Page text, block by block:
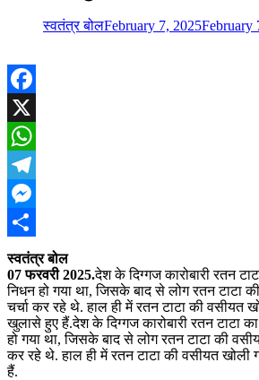
स्वतंत्र बोलFebruary 7, 2025February
Facebook
X
WhatsApp
Telegram
Messenger
Share
स्वतंत्र बोल
07 फरवरी 2025.देश के दिग्गज कारोबारी रतन
निधन हो गया था, जिसके बाद से लोग रतन टाटा
चर्चा कर रहे थे. हाल ही में रतन टाटा की वसीयत
खुलासे हुए हैं.देश के दिग्गज कारोबारी रतन टाटा
हो गया था, जिसके बाद से लोग रतन टाटा की
कर रहे थे. हाल ही में रतन टाटा की वसीयत
हैं.